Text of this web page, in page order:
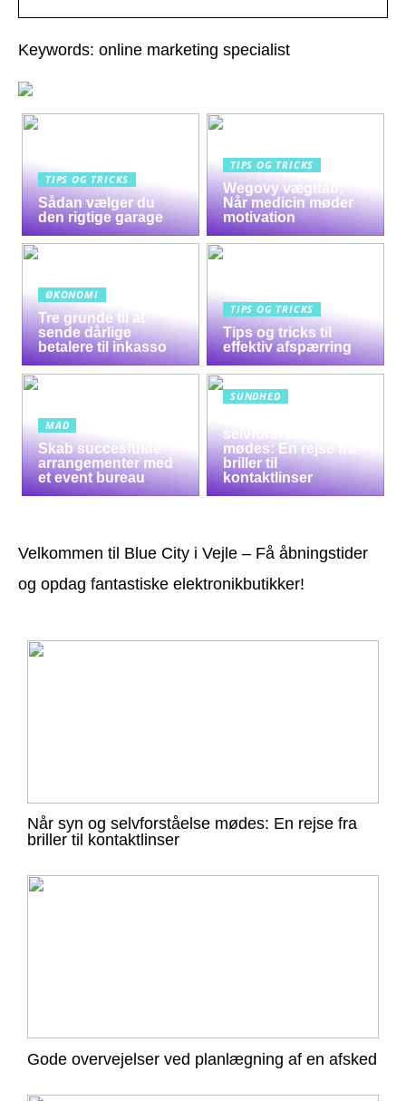
Keywords: online marketing specialist
TIPS OG TRICKS
Sådan vælger du
den rigtige garage
TIPS OG TRICKS
Wegovy vægttab:
Når medicin møder
motivation
ØKONOMI
Tre grunde til at
sende dårlige
betalere til inkasso
TIPS OG TRICKS
Tips og tricks til
effektiv afspærring
MAD
Skab succesfulde
arrangementer med
et event bureau
SUNDHED
selvforståelse
mødes: En rejse fra
briller til
kontaktlinser
Velkommen til Blue City i Vejle – Få åbningstider
og opdag fantastiske elektronikbutikker!
Når syn og selvforståelse mødes: En rejse fra
briller til kontaktlinser
Gode overvejelser ved planlægning af en afsked